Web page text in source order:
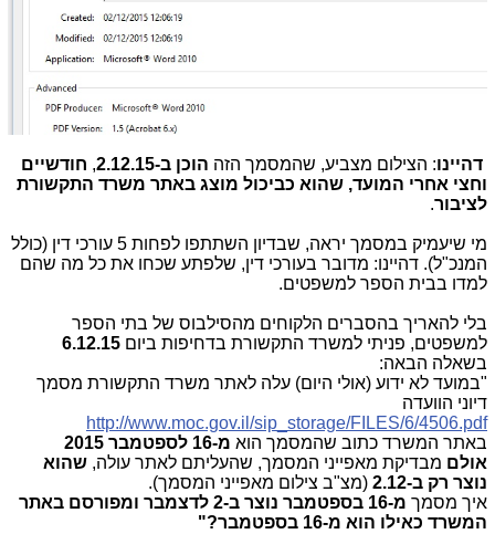
דהיינו: הצילום מצביע, שהמסמך הזה הוכן ב-2.12.15 , חודשיים
וחצי אחרי המועד, שהוא כביכול מוצג באתר משרד התקשורת
לציבור.
מי שיעמיק במסמך יראה, שבדיון השתתפו לפחות 5 עורכי דין (כולל
המנכ"ל). דהיינו: מדובר בעורכי דין, שלפתע שכחו את כל מה שהם
למדו בבית הספר למשפטים.
בלי להאריך בהסברים הלקוחים מהסילבוס של בתי הספר
למשפטים, פניתי למשרד התקשורת בדחיפות ביום 6.12.15
בשאלה הבאה:
"במועד לא ידוע (אולי היום) עלה לאתר משרד התקשורת מסמך
דיוני הוועדה
http://www.moc.gov.il/sip_storage/FILES/6/4506.pdf
באתר המשרד כתוב שהמסמך הוא מ-16 לספטמבר 2015
אולם מבדיקת מאפייני המסמך, שהעליתם לאתר עולה, שהוא
נוצר רק ב-2.12
(מצ"ב צילום מאפייני המסמך).
איך מסמך
מ-16 בספטמבר נוצר ב-2 לדצמבר ומפורסם באתר
המשרד כאילו הוא מ-16 בספטמבר?"